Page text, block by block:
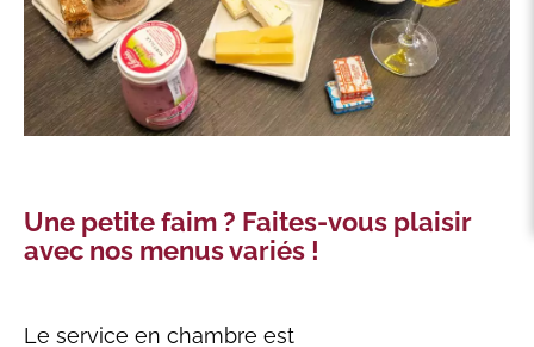
Une petite faim ? Faites-vous plaisir
avec nos menus variés !
Le service en chambre est